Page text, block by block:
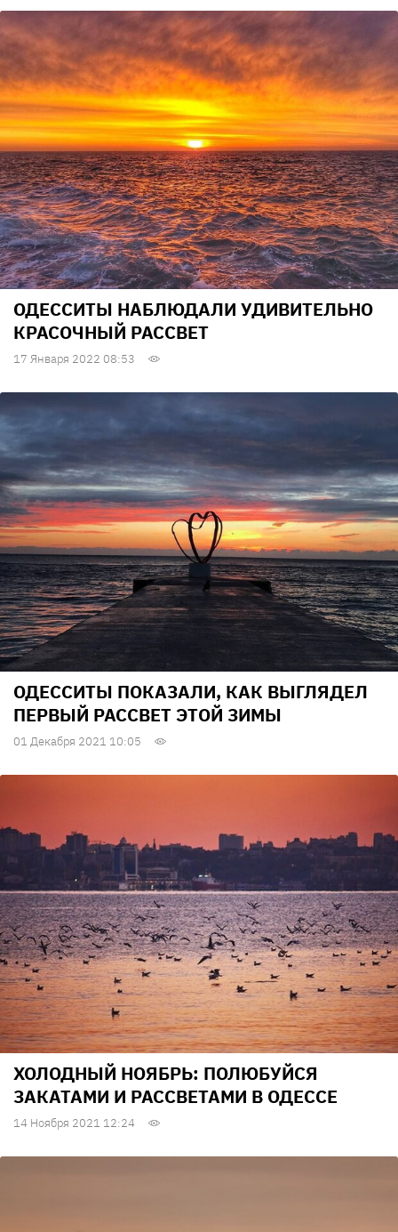
ОДЕССИТЫ НАБЛЮДАЛИ УДИВИТЕЛЬНО
КРАСОЧНЫЙ РАССВЕТ
17 Января 2022 08:53
ОДЕССИТЫ ПОКАЗАЛИ, КАК ВЫГЛЯДЕЛ
ПЕРВЫЙ РАССВЕТ ЭТОЙ ЗИМЫ
01 Декабря 2021 10:05
ХОЛОДНЫЙ НОЯБРЬ: ПОЛЮБУЙСЯ
ЗАКАТАМИ И РАССВЕТАМИ В ОДЕССЕ
14 Ноября 2021 12:24